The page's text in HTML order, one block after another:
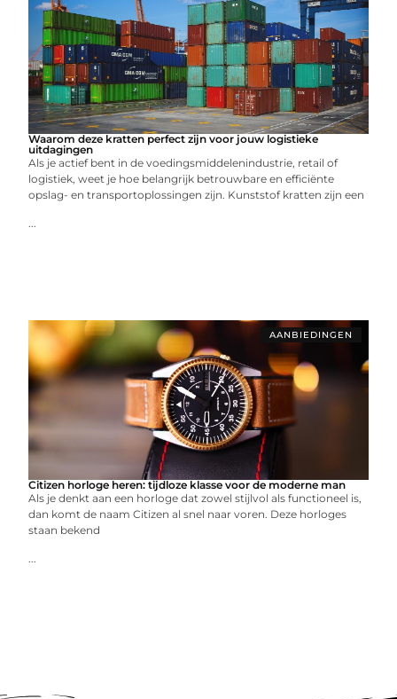
Waarom deze kratten perfect zijn voor jouw logistieke
uitdagingen
Als je actief bent in de voedingsmiddelenindustrie, retail of
logistiek, weet je hoe belangrijk betrouwbare en efficiënte
opslag- en transportoplossingen zijn. Kunststof kratten zijn een
...
AANBIEDINGEN
Citizen horloge heren: tijdloze klasse voor de moderne man
Als je denkt aan een horloge dat zowel stijlvol als functioneel is,
dan komt de naam Citizen al snel naar voren. Deze horloges
staan bekend
...